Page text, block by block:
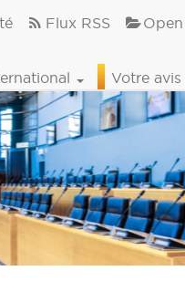
Flux RSS
Votre avis